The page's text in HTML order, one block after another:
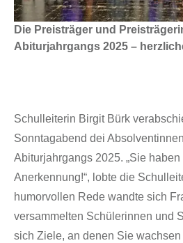
Die Preisträger und
Abiturjahrgangs 2025 –
Schulleiterin Birgit Bürk
Sonntagabend dei
Abiturjahrgangs 2025. „Sie
Anerkennung!“, lobte die
humorvollen Rede wandte sich
versammelten Schülerinnen und
sich Ziele, an denen Sie wachsen